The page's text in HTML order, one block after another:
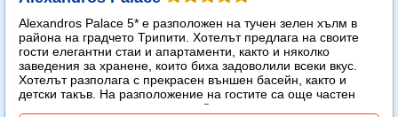
Alexandros Palace 5* e разположен на тучен зелен хълм в
района на градчето Трипити. Хотелът предлага на своите
гости елегантни стаи и апартаменти, както и няколко
заведения за хранене, които биха задоволили всеки вкус.
Хотелът разполага с прекрасен външен басейн, както и
детски такъв. На разположение на гостите са още частен
Още...